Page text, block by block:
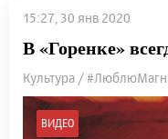
15:27, 30 янв 2020
В «Горенке»
Культура /
ВИДЕО